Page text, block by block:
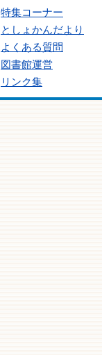
特集コーナー
としょかんだより
よくある質問
図書館運営
リンク集